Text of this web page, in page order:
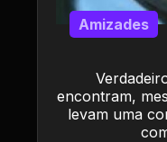
encontram,
levam uma
Amizades